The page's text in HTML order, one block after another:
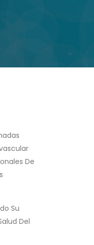
De
Su
Del